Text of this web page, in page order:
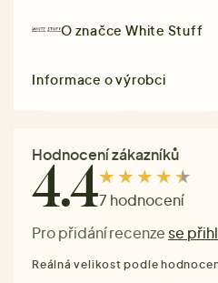
O značceWhite Stuff
Informace o výrobci
Hodnocení zákazníků
4.47 hodnocení
Pro přidání recenze se
Reálná velikost podle